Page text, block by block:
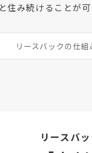
み続けることが可
リースバックの仕
リースバ